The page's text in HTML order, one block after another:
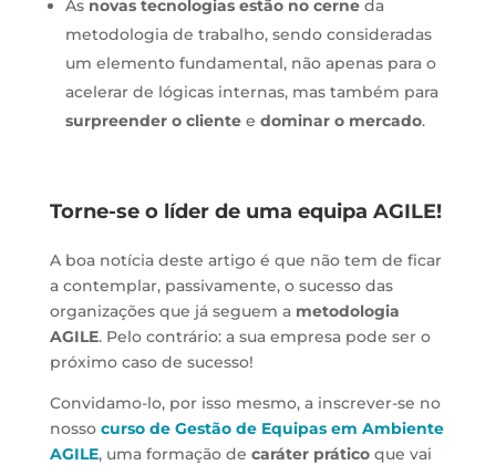
As novas tecnologias estão no cerneda
metodologia de trabalho, sendo consideradas
um elemento fundamental, não apenas para o
acelerar de lógicas internas, mas também para
surpreender o clientee dominar o mercado.
Torne-se o líder de uma equipa AGILE!
A boa notícia deste artigo é que não tem de ficar
a contemplar, passivamente, o sucesso das
organizações que já seguem a metodologia
AGILE. Pelo contrário: a sua empresa pode ser o
próximo caso de sucesso!
Convidamo-lo, por isso mesmo, a inscrever-se no
nosso curso de Gestão de Equipas em Ambiente
AGILE, uma formação de caráter práticoque vai